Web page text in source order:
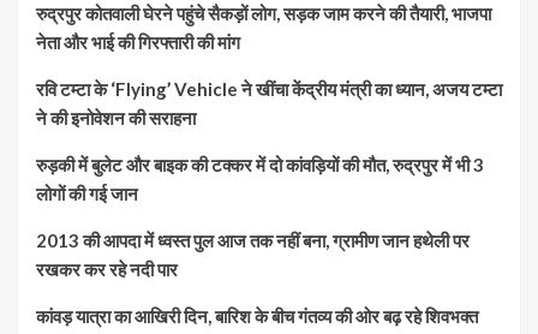
रुद्रपुर कोतवाली घेरने पहुंचे सैकड़ों लोग, सड़क जाम करने की तैयारी, भाजपा
नेता और भाई की गिरफ्तारी की मांग
रवि टम्टा के ‘Flying’ Vehicle ने खींचा केंद्रीय मंत्री का ध्यान, अजय टम्टा
ने की इनोवेशन की सराहना
रुड़की में बुलेट और बाइक की टक्कर में दो कांवड़ियों की मौत, रुद्रपुर में भी 3
लोगों की गई जान
2013 की आपदा में ध्वस्त पुल आज तक नहीं बना, ग्रामीण जान हथेली पर
रखकर कर रहे नदी पार
कांवड़ यात्रा का आखिरी दिन, बारिश के बीच गंतव्य की ओर बढ़ रहे शिवभक्त